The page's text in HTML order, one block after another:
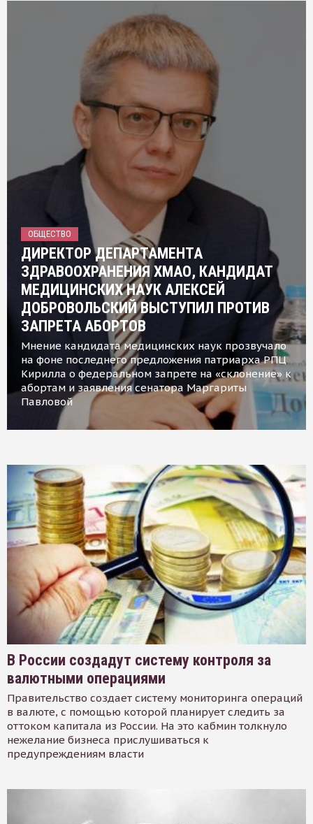
ОБЩЕСТВО
ДИРЕКТОР ДЕПАРТАМЕНТА
ЗДРАВООХРАНЕНИЯ ХМАО, КАНДИДАТ
МЕДИЦИНСКИХ НАУК АЛЕКСЕЙ
ДОБРОВОЛЬСКИЙ ВЫСТУПИЛ ПРОТИВ
ЗАПРЕТА АБОРТОВ
Мнение кандидата медицинских наук прозвучало
на фоне последнего предложения патриарха РПЦ
Кирилла о федеральном запрете на «склонение» к
абортам и заявления сенатора Маргариты
Павловой
В России создадут систему контроля за
валютными операциями
Правительство создает систему мониторинга операций
в валюте, с помощью которой планирует следить за
оттоком капитала из России. На это кабмин толкнуло
нежелание бизнеса прислушиваться к
предупреждениям власти